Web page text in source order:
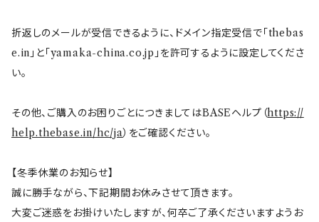
助六の日常
ちびまる子ちゃんandクレヨンしんちゃん
クレヨンしんちゃん
THE BEATLES(ザ・ビートルズ)
【山加商店×yaeko】migratory bird
komon(コモン)
HAPPY DINING(ハッピーダイニング)
tissage(ティサージュ）
旅籠
プラティコ
titto(チット)
折返しのメールが受信できるように、ドメイン指定受信で「thebas
e.in」と「yamaka-china.co.jp」を許可するように設定してくださ
い。
その他、ご購入のお困りごとにつきましてはBASEヘルプ（https://
help.thebase.in/hc/ja）をご確認ください。
【冬季休業のお知らせ】
誠に勝手ながら、下記期間お休みさせて頂きます。
大変ご迷惑をお掛けいたしますが、何卒ご了承くださいますようお